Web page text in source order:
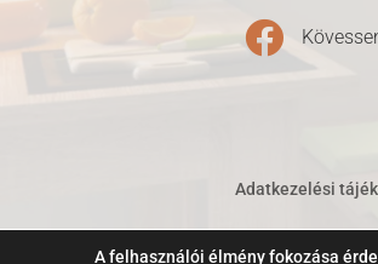

Adatkezelési
A felhasználói élmény fokozása